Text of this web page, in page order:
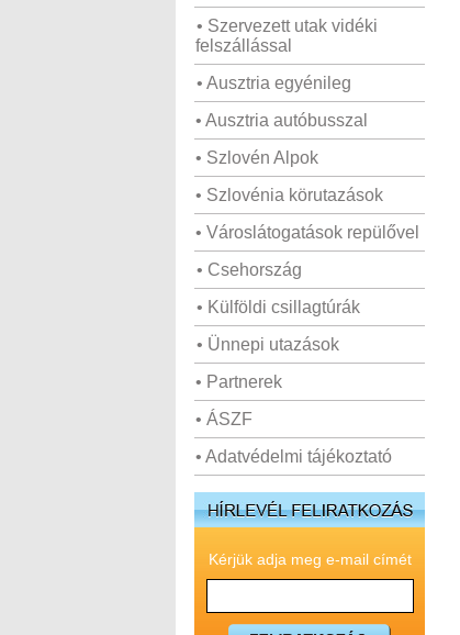
• Szervezett utak vidéki
felszállással
• Ausztria egyénileg
• Ausztria autóbusszal
• Szlovén Alpok
• Szlovénia körutazások
• Városlátogatások repülővel
• Csehország
• Külföldi csillagtúrák
• Ünnepi utazások
• Partnerek
• ÁSZF
• Adatvédelmi tájékoztató
Kérjük adja meg e-mail címét